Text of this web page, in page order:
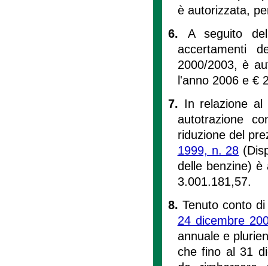
è autorizzata,
6. A seguito
accertamenti
2000/2003, è
l'anno 2006 e €
7. In relazione al
autotrazione
riduzione del
1999, n. 28
delle benzine)
3.001.181,57.
8. Tenuto conto
24 dicembre
annuale e
che fino al 31